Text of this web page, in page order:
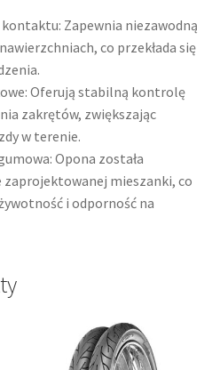
Zapewnia niezawodną
co przekłada się
Oferują stabilną kontrolę
zakrętów, zwiększając
w terenie.
Opona została
zaprojektowanej mieszanki, co
i odporność na